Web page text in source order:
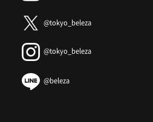
@tokyo_beleza
@tokyo_beleza
@beleza